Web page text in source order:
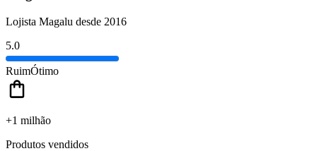
Lojista Magalu desde 2016
5.0
RuimÓtimo
+1 milhão
Produtos vendidos